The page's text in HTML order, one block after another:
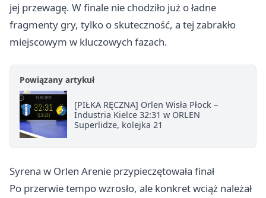
jej przewagę. W finale nie chodziło już o ładne
fragmenty gry, tylko o skuteczność, a tej zabrakło
miejscowym w kluczowych fazach.
Powiązany artykuł
[PIŁKA RĘCZNA] Orlen Wisła Płock –
Industria Kielce 32:31 w ORLEN
Superlidze, kolejka 21
Syrena w Orlen Arenie przypieczętowała finał
Po przerwie tempo wzrosło, ale konkret wciąż należał